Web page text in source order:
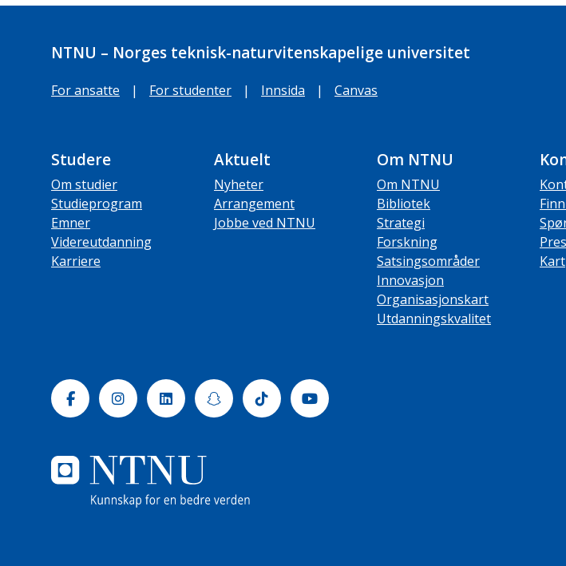
NTNU – Norges teknisk-naturvitenskapelige universitet
For ansatte | For studenter | Innsida | Canvas
Studere
Om studier
Studieprogram
Emner
Videreutdanning
Karriere
Aktuelt
Nyheter
Arrangement
Jobbe ved NTNU
Om NTNU
Om NTNU
Bibliotek
Strategi
Forskning
Satsingsområder
Innovasjon
Organisasjonskart
Utdanningskvalitet
Kart
FacebookInstagramLinkedinSnapchatTiktok Youtube